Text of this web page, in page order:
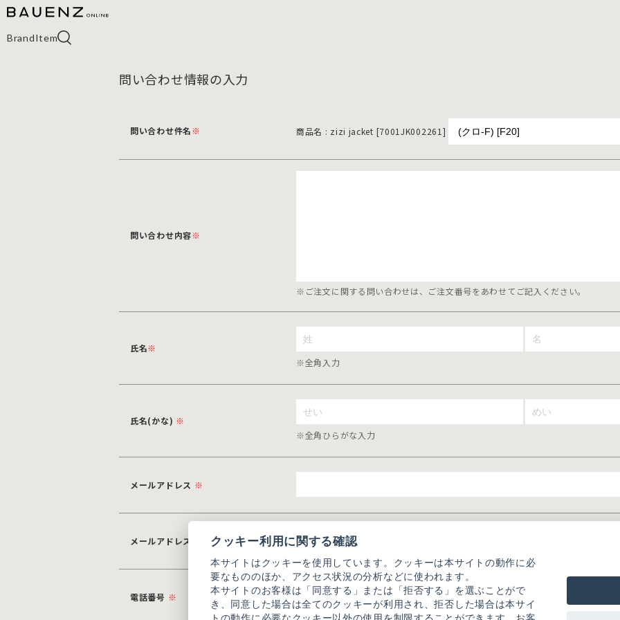
BrandItem
問い合わせ情報の入力
問い合わせ件名※ 商品名 : zizi jacket [7001JK002261]
問い合わせ内容※
※ご注文に関する問い合わせは、ご注文番号をあわせてご記入ください。
氏名※
※全角入力
氏名(かな) ※
※全角ひらがな入力
メールアドレス ※
メールアドレス(確認用)※
電話番号 ※
クッキー利用に関する確認
本サイトはクッキーを使用しています。クッキーは本サイトの動作に必
要なもののほか、アクセス状況の分析などに使われます。
本サイトのお客様は「同意する」または「拒否する」を選ぶことがで
き、同意した場合は全てのクッキーが利用され、拒否した場合は本サイ